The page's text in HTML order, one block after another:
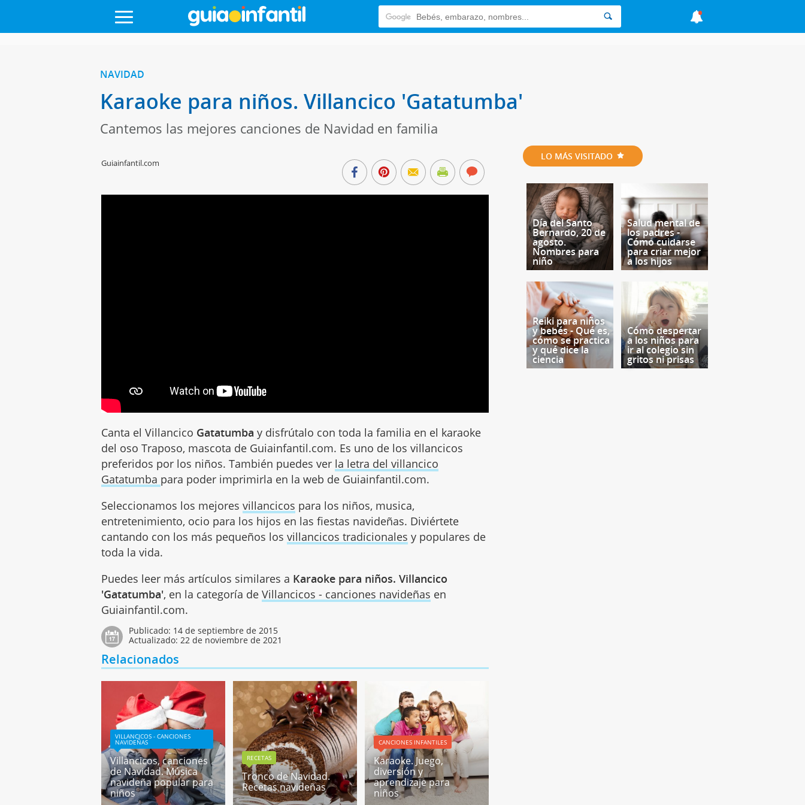
NAVIDAD
Karaoke para niños. Villancico 'Gatatumba'
Cantemos las mejores canciones de Navidad en familia
Guiainfantil.com
Canta el Villancico Gatatumba y disfrútalo con toda la familia en el karaoke
del oso Traposo, mascota de Guiainfantil.com. Es uno de los villancicos
preferidos por los niños. También puedes ver la letra del villancico
Gatatumba para poder imprimirla en la web de Guiainfantil.com.
Seleccionamos los mejoresvillancicos para los niños, musica,
entretenimiento, ocio para los hijos en las fiestas navideñas. Diviértete
cantando con los más pequeños losvillancicos tradicionales y populares de
toda la vida.
Puedes leer más artículos similares a Karaoke para niños. Villancico
'Gatatumba', en la categoría deVillancicos - canciones navideñas en
Guiainfantil.com.
Publicado: 14 de septiembre de 2015
Actualizado: 22 de noviembre de 2021
Relacionados
VILLANCICOS - CANCIONES
NAVIDEÑAS
Villancicos, canciones
de Navidad. Música
navideña popular para
niños
RECETAS
Tronco de Navidad.
Recetas navideñas
CANCIONES INFANTILES
Karaoke. Juego,
diversión y
aprendizaje para
niños
LO MÁS VISITADO
Día del Santo
Bernardo, 20 de
agosto.
Nombres para
niño
Salud mental de
los padres -
Cómo cuidarse
para criar mejor
a los hijos
Reiki para niños
y bebés - Qué es,
cómo se practica
y qué dice la
ciencia
Cómo despertar
a los niños para
ir al colegio sin
gritos ni prisas